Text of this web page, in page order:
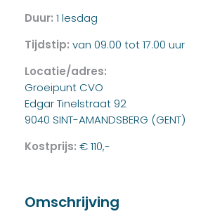
Duur: 1 lesdag
Tijdstip: van 09.00 tot 17.00 uur
Locatie/adres:
Groeipunt CVO
Edgar Tinelstraat 92
9040 SINT-AMANDSBERG (GENT)
Kostprijs: € 110,-
Omschrijving